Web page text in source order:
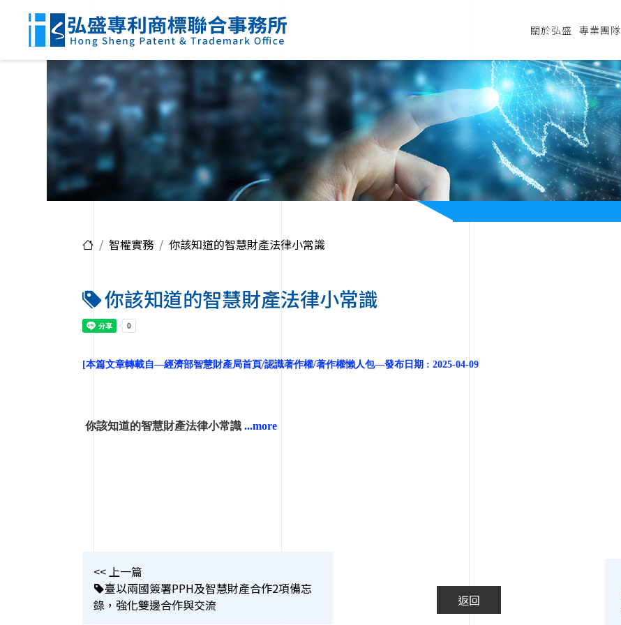
關於弘盛 專業團隊
智權實務 你該知道的智慧財產法律小常識
你該知道的智慧財產法律小常識
[本篇文章轉載自—經濟部智慧財產局首頁/認識著作權/著作權懶人包—發布日期 : 2025-04-09
你該知道的智慧財產法律小常識 ...more
<< 上一篇
臺以兩國簽署PPH及智慧財產合作2項備忘
錄，強化雙邊合作與交流
返回